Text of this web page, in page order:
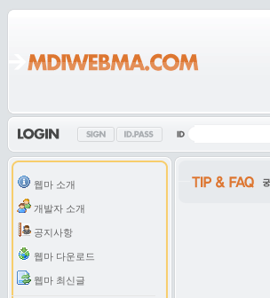
웹마 소개
개발자 소개
공지사항
웹마 다운로드
웹마 최신글